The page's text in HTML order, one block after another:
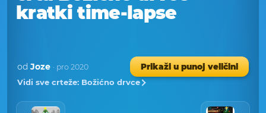
kratki time-lapse
od Joze · pro 2020
Prikaži u punoj veličini
Vidi sve crteže: Božićno drvce